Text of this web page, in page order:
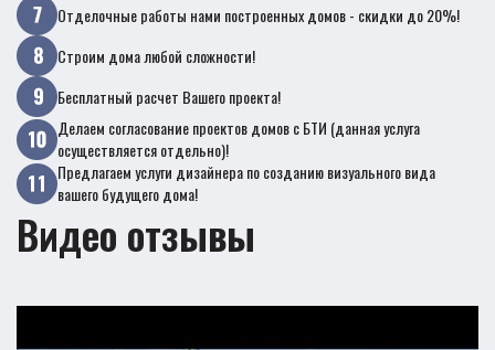
Отделочные работы нами построенных домов - скидки до 20%!
Строим дома любой сложности!
Бесплатный расчет Вашего проекта!
Делаем согласование проектов домов с БТИ (данная услуга
осуществляется отдельно)!
Предлагаем услуги дизайнера по созданию визуального вида
вашего будущего дома!
Видео отзывы